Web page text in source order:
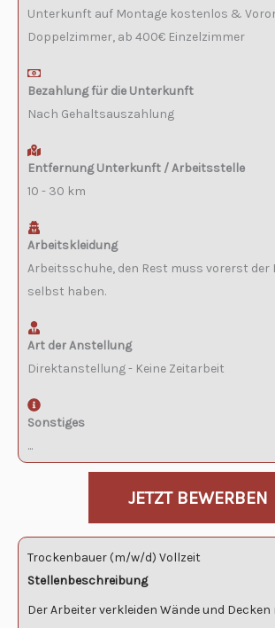
Unterkunft auf Montage kostenlos &
Doppelzimmer, ab 400€ Einzelzimmer
Bezahlung für die Unterkunft
Nach Gehaltsauszahlung
Entfernung Unterkunft / Arbeitsstelle
10 - 30 km
Arbeitskleidung
Arbeitsschuhe, den Rest muss vorerst
selbst haben.
Art der Anstellung
Direktanstellung - Keine Zeitarbeit
Sonstiges
...
JETZT BEWERBEN
Trockenbauer (m/w/d) Vollzeit
Stellenbeschreibung
Der Arbeiter verkleiden Wände und Decken